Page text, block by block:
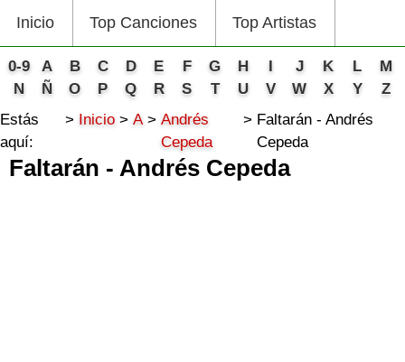
Inicio Top Canciones Top Artistas
0-9 A B C D E F G H I J K L
M
N
Ñ O P Q R S T U V W X Y
Z
Estás
aquí:
Inicio A
Andrés
Cepeda
Faltarán - Andrés
Cepeda
Faltarán - Andrés Cepeda